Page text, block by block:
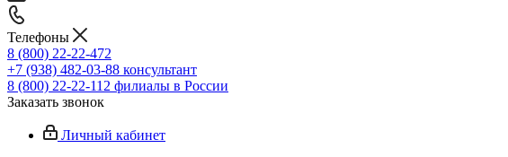
Телефоны
8 (800) 22-22-472
+7 (938) 482-03-88 консультант
8 (800) 22-22-112 филиалы в России
Заказать звонок
Личный кабинет